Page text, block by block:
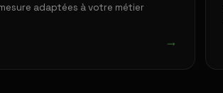
adaptées à votre métier
→